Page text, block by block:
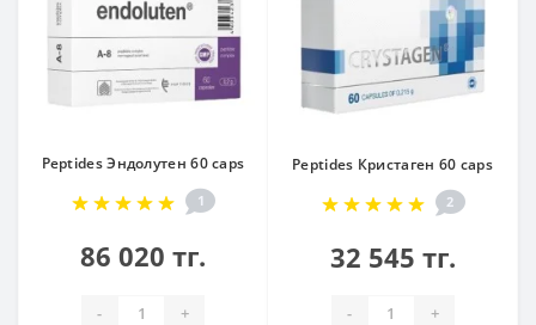
Peptides Эндолутен 60 caps
1
86 020 тг.
- +
Peptides Кристаген 60 caps
2
32 545 тг.
- +